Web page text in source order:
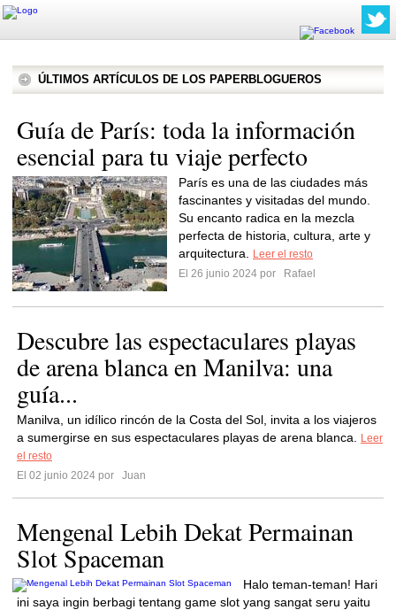
ÚLTIMOS ARTÍCULOS DE LOS PAPERBLOGUEROS
Guía de París: toda la información
esencial para tu viaje perfecto
París es una de las ciudades más
fascinantes y visitadas del mundo.
Su encanto radica en la mezcla
perfecta de historia, cultura, arte y
arquitectura.
Leer el resto
El 26 junio 2024 por
Rafael
Descubre las espectaculares playas
de arena blanca en Manilva: una
guía...
Manilva, un idílico rincón de la Costa del Sol, invita a los viajeros
a sumergirse en sus espectaculares playas de arena blanca.
Leer
el resto
El 02 junio 2024 por
Juan
Mengenal Lebih Dekat Permainan
Slot Spaceman
Halo teman-teman! Hari
ini saya ingin berbagi tentang game slot yang sangat seru yaitu